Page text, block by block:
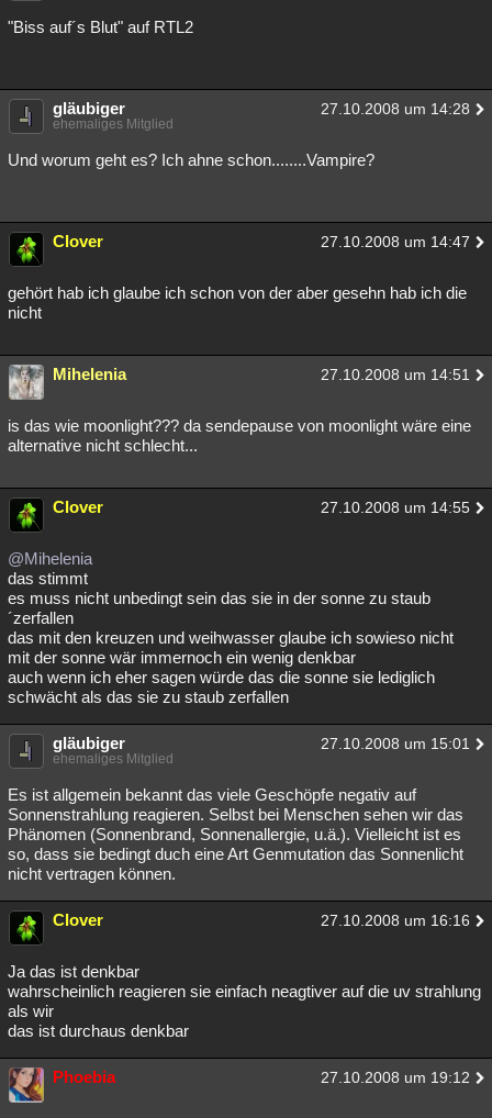
"Biss auf´s Blut" auf RTL2
gläubiger 27.10.2008 um 14:28
ehemaliges Mitglied
Und worum geht es? Ich ahne schon........Vampire?
Clover 27.10.2008 um 14:47
gehört hab ich glaube ich schon von der aber gesehn hab ich die
nicht
Mihelenia 27.10.2008 um 14:51
is das wie moonlight??? da sendepause von moonlight wäre eine
alternative nicht schlecht...
Clover 27.10.2008 um 14:55
@Mihelenia
das stimmt
es muss nicht unbedingt sein das sie in der sonne zu staub
´zerfallen
das mit den kreuzen und weihwasser glaube ich sowieso nicht
mit der sonne wär immernoch ein wenig denkbar
auch wenn ich eher sagen würde das die sonne sie lediglich
schwächt als das sie zu staub zerfallen
gläubiger 27.10.2008 um 15:01
ehemaliges Mitglied
Es ist allgemein bekannt das viele Geschöpfe negativ auf
Sonnenstrahlung reagieren. Selbst bei Menschen sehen wir das
Phänomen (Sonnenbrand, Sonnenallergie, u.ä.). Vielleicht ist es
so, dass sie bedingt duch eine Art Genmutation das Sonnenlicht
nicht vertragen können.
Clover 27.10.2008 um 16:16
Ja das ist denkbar
wahrscheinlich reagieren sie einfach neagtiver auf die uv strahlung
als wir
das ist durchaus denkbar
Phoebia 27.10.2008 um 19:12